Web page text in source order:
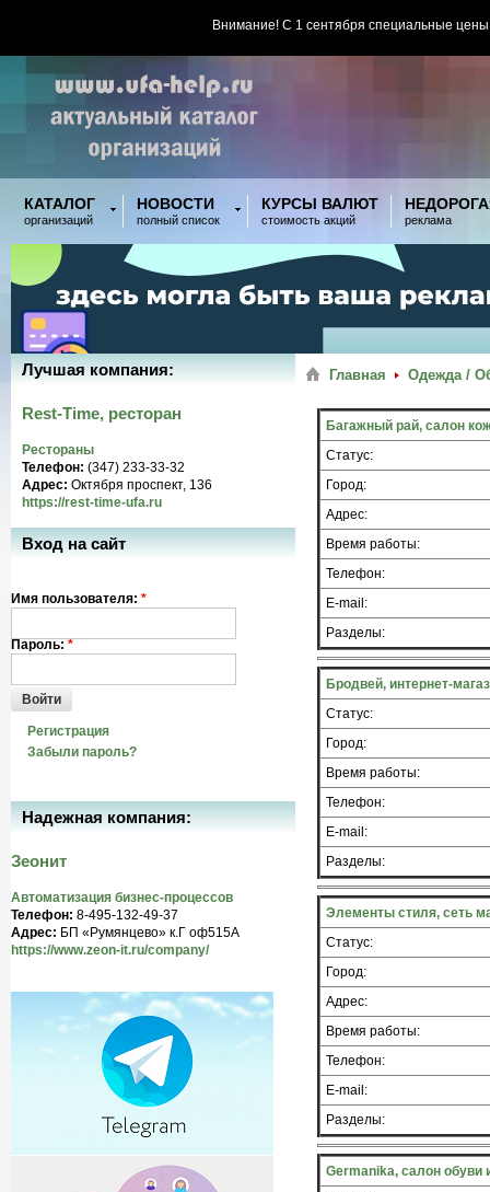
Внимание! С 1 сентября специальные
КАТАЛОГ
организаций
НОВОСТИ
полный список
КУРСЫ ВАЛЮТ
стоимость акций реклама
Главная Одежда /
Багажный рай, салон
Статус:
Город:
Адрес:
Время работы:
Телефон:
E-mail:
Разделы:
Бродвей, интернет-
Статус:
Город:
Время работы:
Телефон:
E-mail:
Разделы:
Элементы стиля, сеть
Статус:
Город:
Адрес:
Время работы:
Телефон:
E-mail:
Разделы:
Germanika, салон обуви
Лучшая компания:
Rest-Time, ресторан
Рестораны
Телефон: (347) 233-33-32
Адрес: Октября проспект, 136
https://rest-time-ufa.ru
Вход на сайт
Имя пользователя: *
Пароль: *
Войти
Регистрация
Забыли пароль?
Надежная компания:
Зеонит
Автоматизация бизнес-процессов
Телефон: 8-495-132-49-37
Адрес: БП «Румянцево» к.Г оф515A
https://www.zeon-it.ru/company/